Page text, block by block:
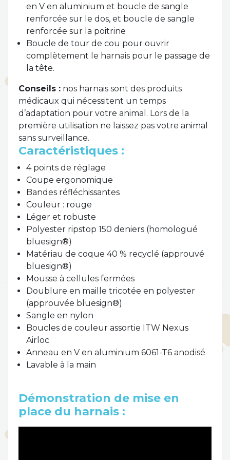
en V en aluminium et boucle de sangle
renforcée sur le dos, et boucle de sangle
renforcée sur la poitrine
Boucle de tour de cou pour ouvrir
complètement le harnais pour le passage de
la tête.
Conseils : nos harnais sont des produits
médicaux qui nécessitent un temps
d’adaptation pour votre animal. Lors de la
première utilisation ne laissez pas votre animal
sans surveillance.
Caractéristiques :
4 points de réglage
Coupe ergonomique
Bandes réfléchissantes
Couleur : rouge
Léger et robuste
Polyester ripstop 150 deniers (homologué
bluesign®)
Matériau de coque 40 % recyclé (approuvé
bluesign®)
Mousse à cellules fermées
Doublure en maille tricotée en polyester
(approuvée bluesign®)
Sangle en nylon
Boucles de couleur assortie ITW Nexus
Airloc
Anneau en V en aluminium 6061-T6 anodisé
Lavable à la main
Démonstration de mise en
place du harnais :